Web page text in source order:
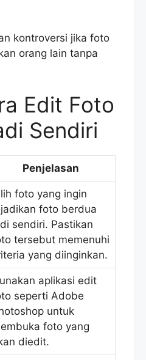
kontroversi jika foto
orang lain tanpa
Edit Foto
Sendiri
Penjelasan
foto yang ingin
foto berdua
sendiri. Pastikan
tersebut memenuhi
yang diinginkan.
aplikasi edit
seperti Adobe
untuk
foto yang
diedit.